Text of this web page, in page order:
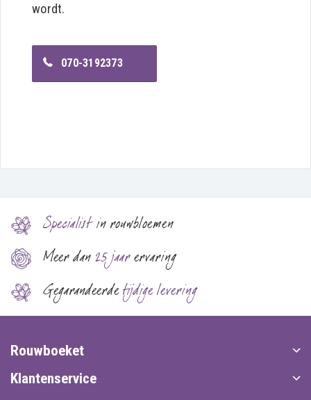
wordt.
070-3192373
Specialistin rouwbloemen
Meer dan25 jaarervaring
Gegarandeerdetijdige levering
Rouwboeket
Klantenservice